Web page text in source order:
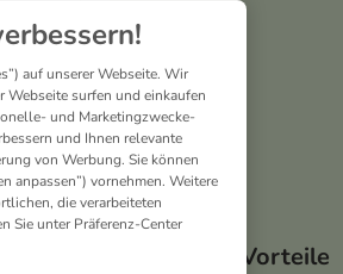
Deine Vorteile
auf unserer Webseite. Wir
Webseite surfen und einkaufen
und Marketingzwecke-
und Ihnen relevante
von Werbung. Sie können
anpassen”) vornehmen. Weitere
die verarbeiteten
Sie unter Präferenz-Center